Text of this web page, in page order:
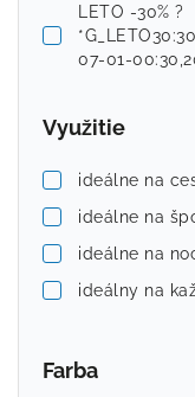
LETO -30% ?
07-01-
Využitie
ideálne na
ideálne na
ideálne na
ideálny na
Farba